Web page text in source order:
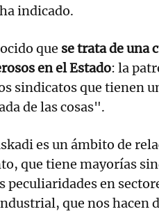
indicado.
que se trata de una
en el Estado: la
sindicatos que tienen
de las cosas".
es un ámbito de
que tiene mayorías
peculiaridades en
que nos hacen